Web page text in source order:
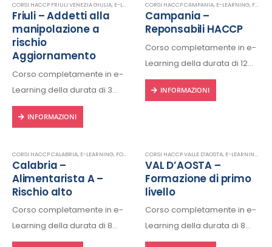
CORSI HACCP FRIULI VENEZIA GIULIA, E-LEARNING ,HACCP
Friuli – Addetti alla
manipolazione a
rischio
Aggiornamento
Corso completamente in e-
Learning della durata di 3
ore, fruibile 24/24h da ogni
dispositivo connesso a
Rilascio regolare attestato a
fine corso con protocollo
univoco di riconscimento.
INFORMAZIONI
CORSI HACCP CAMPANIA, E-LEARNING, FORMAZIONE HACCP IN LINGUA ITALIANA
Campania –
Reponsabili HACCP
Corso completamente in e-
Learning della durata di 12
ore, fruibile 24/24h da ogni
dispositivo connesso a
univoco di riconscimento.
INFORMAZIONI
CORSI HACCP CALABRIA, E-LEARNING, FORMAZIONE HACCP IN LINGUA ITALIANA ,HACCP
Calabria –
Alimentarista A –
Rischio alto
Corso completamente in e-
Learning della durata di 8
ore, fruibile 24/24h da ogni
CORSI HACCP VALLE D'AOSTA, E-LEARNING
VAL D’AOSTA –
Formazione di primo
livello
Corso completamente in e-
Learning della durata di 8
ore, fruibile 24/24h da ogni